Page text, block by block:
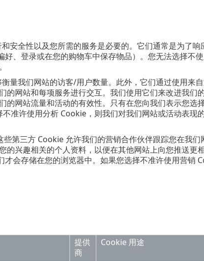
安全性以及您所需的服务是必要的。它们通常是为了响
、登录或在您的购物车中保存物品）。您无法选择不
量我们网站的访客/用户数量。此外，它们通过使用来
的网站和每项服务进行交互。我们使用它们来改进我们
的网站流量和活动的有效性。只有在您向我们表示您选
准许使用分析 Cookie，则我们对我们网站或活动表现
第三方 Cookie 允许我们的营销合作伙伴跟踪您在我们
的兴趣相关的个人资料，以便在其他网站上向您推送更
会存储在您的浏览器中。如果您选择不准许使用营销
提供
商
Cookie 用途